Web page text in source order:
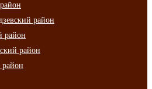
район
район
район